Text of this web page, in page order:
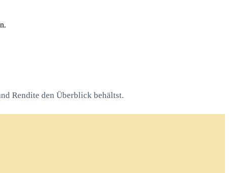
Rendite den Überblick behältst.